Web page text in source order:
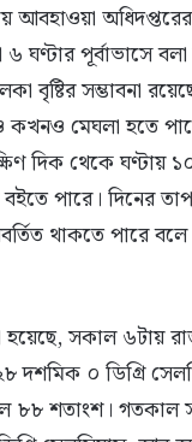
আবহাওয়া
ঘণ্টার পূর্বাভাসে
বৃষ্টির সম্ভাবনা
মেঘলা হতে
দিক থেকে ঘণ্টায়
পারে। দিনের
থাকতে পারে বলে
সকাল ৬টায়
দশমিক ০ ডিগ্রি
৮৮ শতাংশ। গতকাল